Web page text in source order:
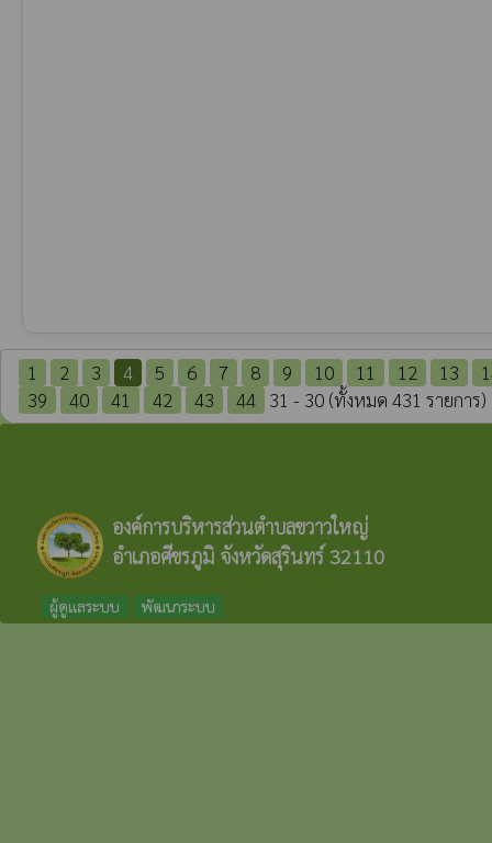
1 2 3 4 5 6 7 8 9 10 11 12 13
39
40 41 42 43 44 31 - 30 (ทั้งหมด 431 รายการ)
องค์การบริหารส่วนตำบลขวาวใหญ่
อำเภอศีขรภูมิ จังหวัดสุรินทร์ 32110
ผู้ดูแลระบบ พัฒนาระบบ